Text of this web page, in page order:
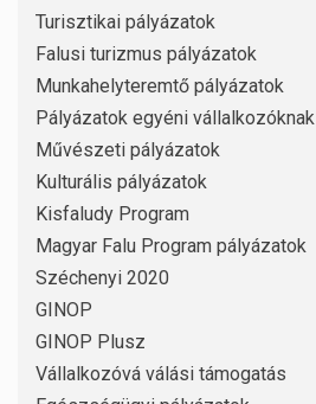
Turisztikai pályázatok
Falusi turizmus pályázatok
Munkahelyteremtő pályázatok
Pályázatok egyéni vállalkozóknak
Művészeti pályázatok
Kulturális pályázatok
Kisfaludy Program
Magyar Falu Program pályázatok
Széchenyi 2020
GINOP
GINOP Plusz
Vállalkozóvá válási támogatás